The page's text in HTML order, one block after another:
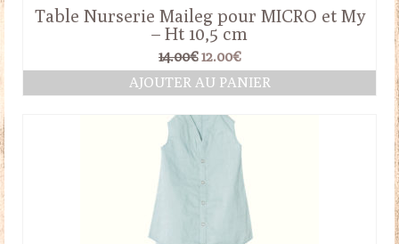
Table Nurserie Maileg pour MICRO et My
– Ht 10,5 cm
14.00€ Le
prix
initial
14.00€.
12.00€Le
prix
actuel
AJOUTER AU PANIER